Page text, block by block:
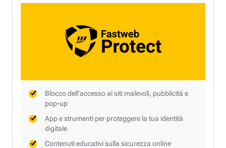
Blocco dell'accesso ai siti malevoli, pubblicità e
pop-up
App e strumenti per proteggere la tua identità
digitale
Contenuti educativi sulla sicurezza online